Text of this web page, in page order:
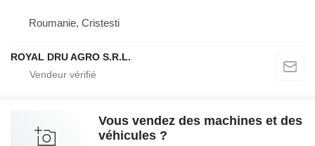
Roumanie, Cristesti
ROYAL DRU AGRO S.R.L.
Vous vendez des machines et des
véhicules ?